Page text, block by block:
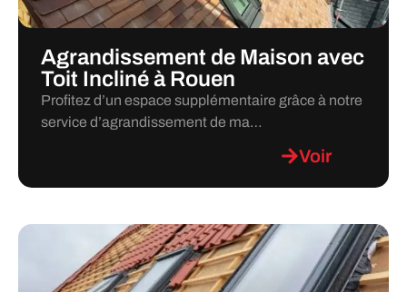
Agrandissement de Maison avec
Toit Incliné à Rouen
Profitez d’un espace supplémentaire grâce à notre
service d’agrandissement de ma…
Voir